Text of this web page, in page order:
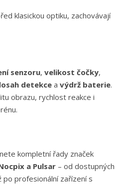
klasickou optiku, zachovávají
senzoru, velikost čočky,
detekcea výdrž baterie.
obrazu, rychlost reakce i
kompletní řady značek
a Pulsar – od dostupných
profesionální zařízení s